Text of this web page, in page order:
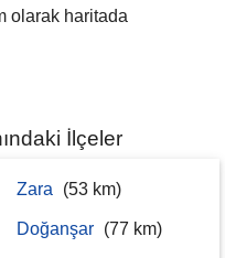
olarak haritada
İlçeler
Zara (53 km)
Doğanşar (77 km)